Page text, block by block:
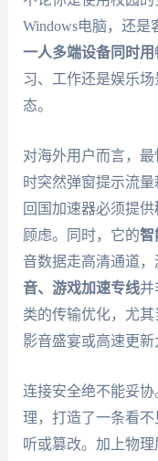
Windows电脑，还是
一人多端设备同时用
习、工作还是娱乐
态。
对海外用户而言，
时突然弹窗提示流
回国加速器必须提供
顾虑。同时，它的智
音数据走高清通道，
音、游戏加速专线并
类的传输优化，尤
影音盛宴或高速更新
连接安全绝不能妥
理，打造了一条看
听或篡改。加上物理